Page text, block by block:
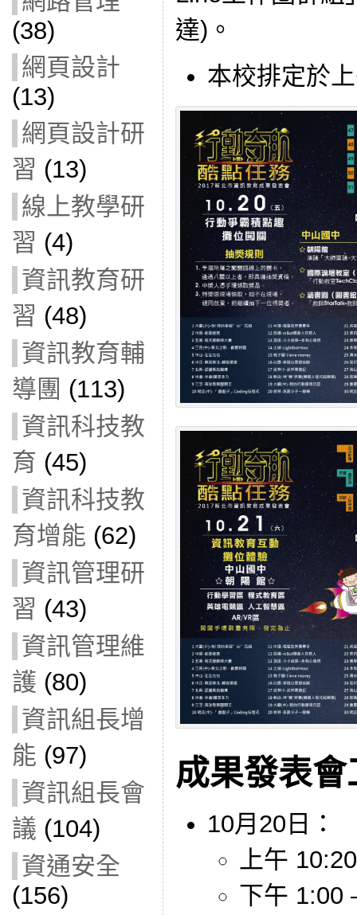
(38)
網頁設計
(13)
網頁設計研
習 (13)
線上教學研
習 (4)
資訊教育研
習 (48)
資訊教育輔
導團 (113)
資訊科技教
育 (45)
資訊科技教
育增能 (62)
資訊管理研
習 (43)
資訊管理維
護 (80)
資訊組長增
能 (97)
資訊組長會
議 (104)
資通安全
(156)
達)。
本校排定於
成果發表
10月20日：
上午
下午 1:00